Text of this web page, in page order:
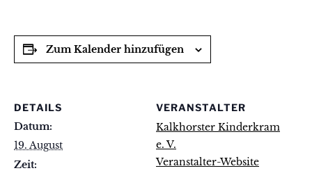
Zum Kalender hinzufügen
DETAILS
Datum:
19. August
Zeit:
VERANSTALTER
Kalkhorster Kinderkram
e. V.
Veranstalter-Website